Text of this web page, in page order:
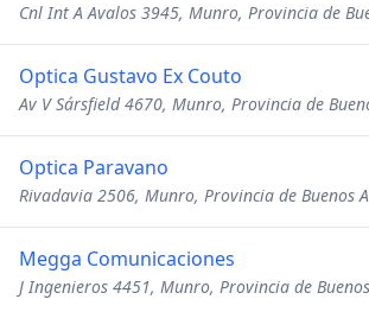
Cnl Int A Avalos 3945, Munro, Provincia de
Optica Gustavo Ex Couto
Av V Sársfield 4670, Munro, Provincia de
Optica Paravano
Rivadavia 2506, Munro, Provincia de Buenos
Megga Comunicaciones
J Ingenieros 4451, Munro, Provincia de